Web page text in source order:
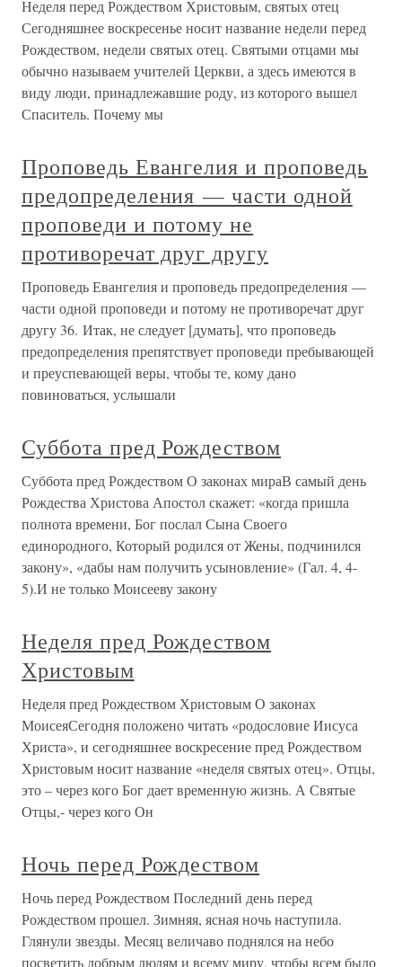
Неделя перед Рождеством Христовым, святых отец
Сегодняшнее воскресенье носит название недели перед
Рождеством, недели святых отец. Святыми отцами мы
обычно называем учителей Церкви, а здесь имеются в
виду люди, принадлежавшие роду, из которого вышел
Спаситель. Почему мы
Проповедь Евангелия и проповедь
предопределения — части одной
проповеди и потому не
противоречат друг другу
Проповедь Евангелия и проповедь предопределения —
части одной проповеди и потому не противоречат друг
другу 36. Итак, не следует [думать], что проповедь
предопределения препятствует проповеди пребывающей
и преуспевающей веры, чтобы те, кому дано
повиноваться, услышали
Суббота пред Рождеством
Суббота пред Рождеством О законах мираВ самый день
Рождества Христова Апостол скажет: «когда пришла
полнота времени, Бог послал Сына Своего
единородного, Который родился от Жены, подчинился
закону», «дабы нам получить усыновление» (Гал. 4, 4-
5).И не только Моисееву закону
Неделя пред Рождеством
Христовым
Неделя пред Рождеством Христовым О законах
МоисеяСегодня положено читать «родословие Иисуса
Христа», и сегодняшнее воскресение пред Рождеством
Христовым носит название «неделя святых отец». Отцы,
это – через кого Бог дает временную жизнь. А Святые
Отцы,- через кого Он
Ночь перед Рождеством
Ночь перед Рождеством Последний день перед
Рождеством прошел. Зимняя, ясная ночь наступила.
Глянули звезды. Месяц величаво поднялся на небо
посветить добрым людям и всему миру, чтобы всем было